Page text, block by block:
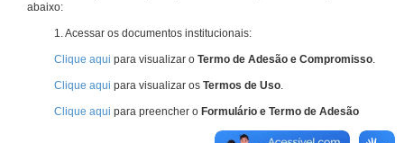
abaixo:
1. Acessar os documentos institucionais:
Clique aqui para visualizar o Termo de Adesão e Compromisso.
Clique aqui para visualizar os Termos de Uso.
Clique aqui para preencher o Formulário e Termo de Adesão